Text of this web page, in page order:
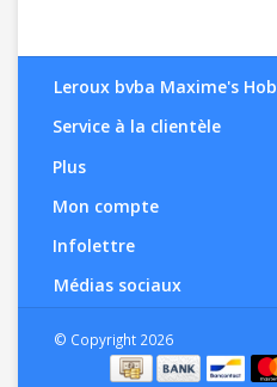
Leroux bvba Maxime's
Service à la clientèle
Plus
Mon compte
Infolettre
Médias sociaux
© Copyright 2026